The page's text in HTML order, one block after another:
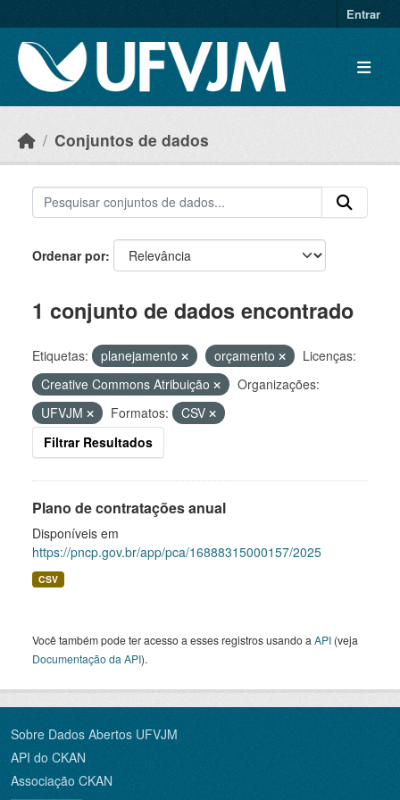
Entrar
Conjuntos de dados
Ordenar por
1 conjunto de dados encontrado
Etiquetas: planejamento orçamento
Licenças:
Creative Commons Atribuição
Organizações:
UFVJM
Formatos:
CSV
Filtrar Resultados
Plano de contratações anual
Disponíveis em
https://pncp.gov.br/app/pca/16888315000157/2025
CSV
Você também pode ter acesso a esses registros usando a API (veja
Documentação da API).
Sobre Dados Abertos UFVJM
API do CKAN
Associação CKAN